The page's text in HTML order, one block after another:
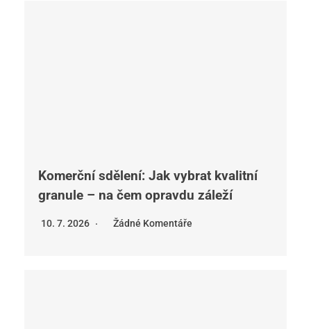
Komerční sdělení: Jak vybrat kvalitní
granule – na čem opravdu záleží
10. 7. 2026 Žádné Komentáře